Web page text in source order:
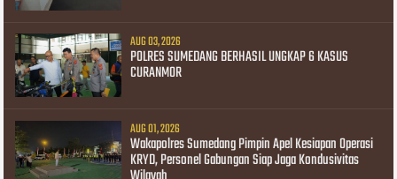
AUG 03, 2026
POLRES SUMEDANG BERHASIL UNGKAP 6 KASUS
CURANMOR
AUG 01, 2026
Wakapolres Sumedang Pimpin Apel Kesiapan Operasi
KRYD, Personel Gabungan Siap Jaga Kondusivitas